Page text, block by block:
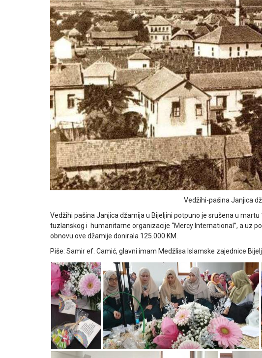
Vedžihi-pašina Janjica
Vedžihi pašina Janjica džamija u Bijeljini potpuno je srušena u
tuzlanskog i humanitarne organizacije “Mercy International”, a uz
obnovu ove džamije donirala 125.000 KM.
Piše: Samir ef. Camić, glavni imam Medžlisa Islamske zajednice